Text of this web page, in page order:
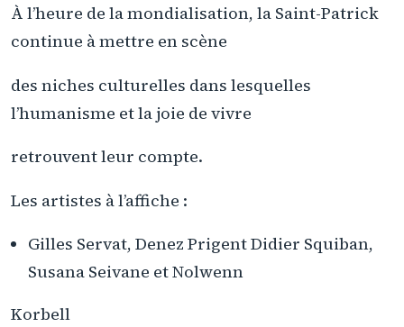
À l’heure de la mondialisation, la Saint-Patrick
continue à mettre en scène
des niches culturelles dans lesquelles
l’humanisme et la joie de vivre
retrouvent leur compte.
Les artistes à l’affiche :
Gilles Servat, Denez Prigent Didier Squiban,
Susana Seivane et Nolwenn
Korbell